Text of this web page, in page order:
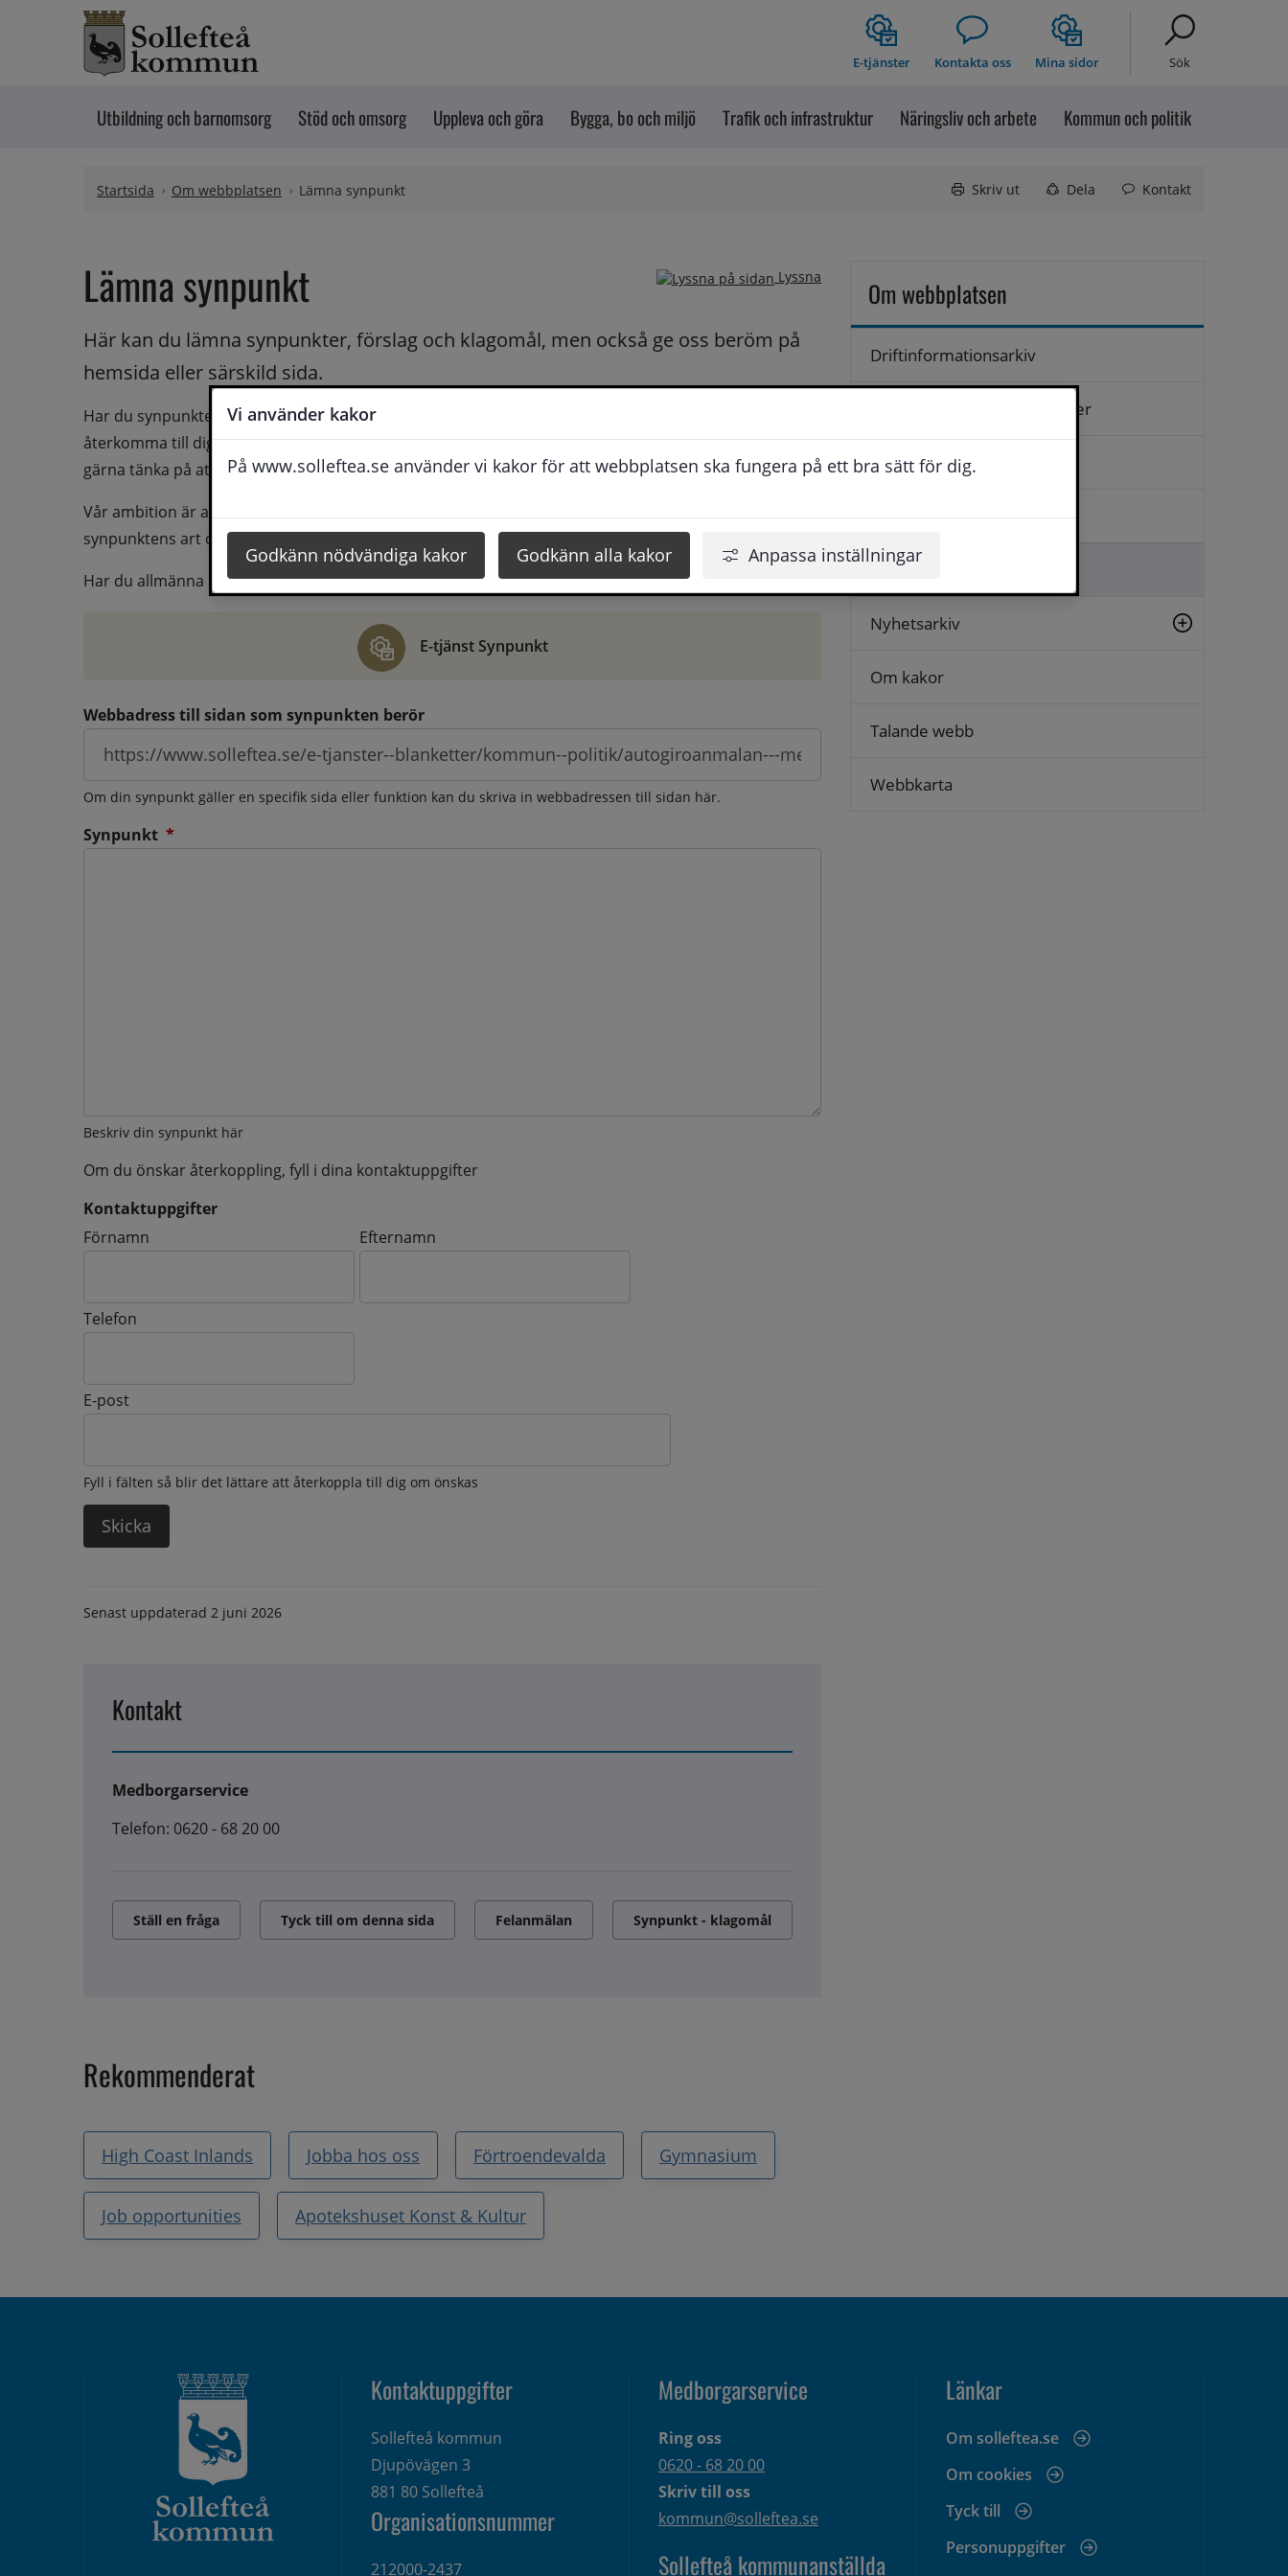
Vi använder kakor
På www.solleftea.se använder vi kakor för att webbplatsen ska fungera på ett bra sätt för dig.
Godkänn nödvändiga kakor Godkänn alla kakor Anpassa inställningar
Hoppa till innehåll
E-tjänster Kontakta oss Mina sidor Sök
Utbildning och barnomsorg Stöd och omsorg Uppleva och göra Bygga, bo och miljö Trafik och infrastruktur Näringsliv och arbete Kommun och politik
Startsida Om webbplatsen Lämna synpunkt Skriv ut Dela Kontakt
Lyssna
Lämna synpunkt
Här kan du lämna synpunkter, förslag och klagomål, men också ge oss beröm på
hemsida eller särskild sida.
Har du synpunkter på webbplatsen kan du skicka in dem via formuläret nedanför. Vill du att vi ska
återkomma till dig behöver du även fylla i dina kontaktuppgifter. När du skriver in din synpunkt får du
gärna tänka på att vara så tydlig som möjligt för att vi ska kunna hjälpa dig bättre.
Vår ambition är att besvara synpunkter så snart som möjligt, men svarstiden beror givetvis på
synpunktens art och omfång.
Har du allmänna synpunkter, klagomål eller beröm gör du det via e-tjänsten Synpunkt
E-tjänst Synpunkt
Webbadress till sidan som synpunkten berör
Om din synpunkt gäller en specifik sida eller funktion kan du skriva in webbadressen till sidan här.
Synpunkt *
Beskriv din synpunkt här
Om du önskar återkoppling, fyll i dina kontaktuppgifter
Kontaktuppgifter
Kontaktuppgifter
Förnamn Efternamn
Telefon
E-post
Fyll i fälten så blir det lättare att återkoppla till dig om önskas
Senast uppdaterad 2 juni 2026
Kontakt
Medborgarservice
Telefon: 0620 - 68 20 00
Ställ en fråga Tyck till om denna sida Felanmälan Synpunkt - klagomål
Rekommenderat
High Coast Inlands Jobba hos oss Förtroendevalda Gymnasium
Job opportunities Apotekshuset Konst & Kultur
Om webbplatsen
Driftinformationsarkiv
Hantering av personuppgifter
Kontakta oss
Logga in
Lämna synpunkt
Nyhetsarkiv
Om kakor
Talande webb
Webbkarta
Kontaktuppgifter
Sollefteå kommun
Djupövägen 3
881 80 Sollefteå
Organisationsnummer
212000-2437
Medborgarservice
Ring oss
0620 - 68 20 00
Skriv till oss
kommun@solleftea.se
Sollefteå kommunanställda
Länkar
Om solleftea.se
Om cookies
Tyck till
Personuppgifter